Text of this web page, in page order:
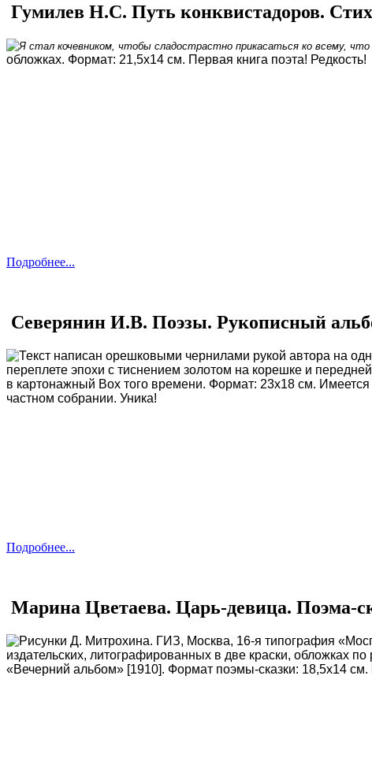
Гумилев Н.С. Путь конквистадоров.
Я стал кочевником, чтобы сладострастно прикасаться ко всему, что
обложках. Формат: 21,5х14 см. Первая книга поэта! Редкость!
Подробнее...
Северянин И.В. Поэзы. Рукописный
Текст написан орешковыми чернилами рукой автора на
переплете эпохи с тиснением золотом на корешке и
в картонажный Box того времени. Формат: 23х18 см.
частном собрании. Уника!
Подробнее...
Марина Цветаева. Царь-девица. Поэма-
Рисунки Д. Митрохина. ГИЗ, Москва, 16-я типография
издательских, литографированных в две краски, обложках
«Вечерний альбом» [1910]. Формат поэмы-сказки: 18,5х14